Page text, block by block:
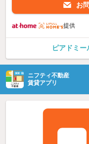
お
提供
ピアドミ
ニフティ不動産
賃貸アプリ